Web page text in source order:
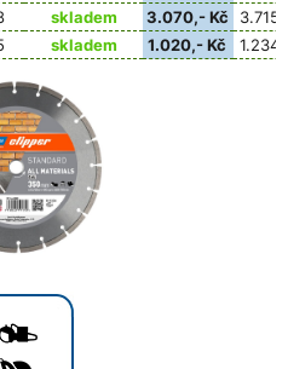
skladem 3.070,- Kč
skladem 1.020,- Kč